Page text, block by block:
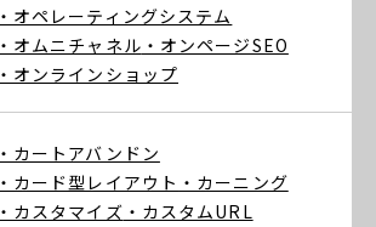
・オペレーティングシステム
・オムニチャネル ・オンページSEO
・オンラインショップ
・カートアバンドン
・カード型レイアウト ・カーニング
・カスタマイズ ・カスタムURL